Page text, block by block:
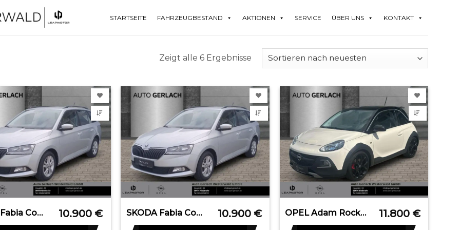
STARTSEITE FAHRZEUGBESTAND AKTIONEN SERVICE ÜBER UNS KONTAKT
Zeigt alle 6 Ergebnisse
SKODA Fabia Combi Ambition Sperrdiff. Apple CarPlay An 10.900 € SKODA Fabia Combi Ambition Sperrdiff. Apple CarPlay An 10.900 € OPEL Adam Rocks S Apple CarPlay Android Auto Klimaaut 11.800 €